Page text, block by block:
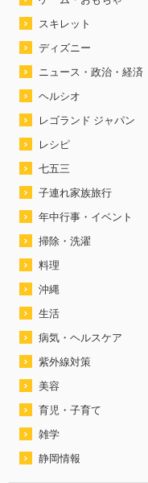
スキレット
ディズニー
ニュース・政治・経済
ヘルシオ
レゴランド ジャパン
レシピ
七五三
子連れ家族旅行
年中行事・イベント
掃除・洗濯
料理
沖縄
生活
病気・ヘルスケア
紫外線対策
美容
育児・子育て
雑学
静岡情報